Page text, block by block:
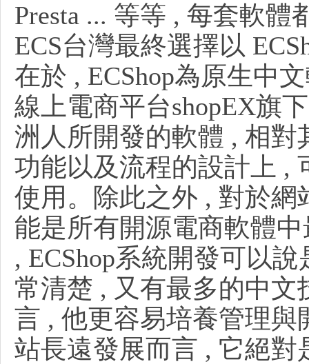
Presta ... 等等 , 每套軟
ECS台灣最終選擇以
在於 , ECShop為原生中
線上電商平台shopEX旗
洲人所開發的軟體 , 相
功能以及流程的設計上 ,
使用。除此之外 , 對於
能是所有開源電商軟體
, ECShop系統開發可以
常清楚 , 又有最多的中
言 , 他更容易培養管理
站長遠發展而言 , 它絕